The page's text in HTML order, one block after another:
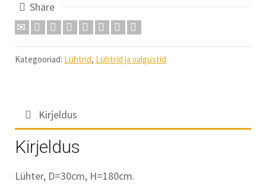
Share
Kategooriad: Lühtrid, Lühtrid ja valgustid
Kirjeldus
Kirjeldus
Lühter, D=30cm, H=180cm.